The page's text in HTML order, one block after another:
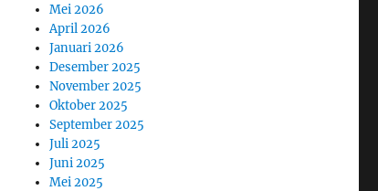
Mei 2026
April 2026
Januari 2026
Desember 2025
November 2025
Oktober 2025
September 2025
Juli 2025
Juni 2025
Mei 2025